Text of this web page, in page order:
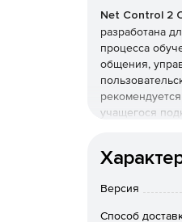
Net Control 2
разработана
процесса
общения,
учащегося
Версия
Способ